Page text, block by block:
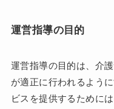
運営指導の目的
運営指導の目的は、介
が適正に行われるよう
ビスを提供するために